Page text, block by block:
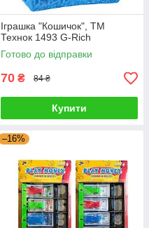
Іграшка "Кошичок", ТМ
Технок 1493 G-Rich
Готово до відправки
70 ₴ 84 ₴
Купити
–16%